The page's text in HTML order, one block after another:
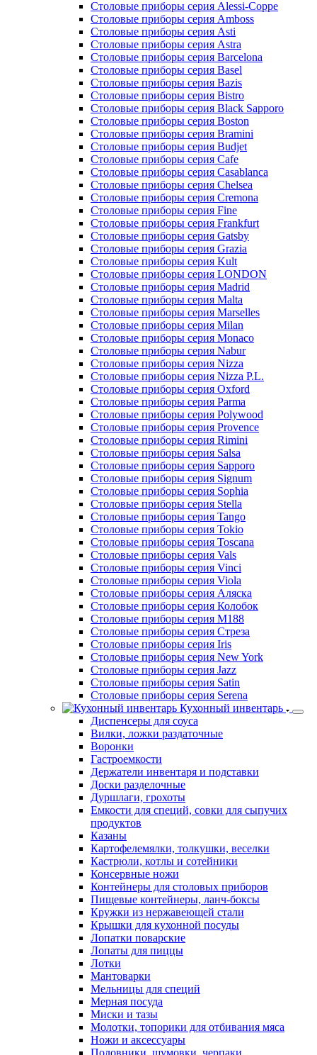
Столовые приборы серия Alessi-Coppe
Столовые приборы серия Amboss
Столовые приборы серия Asti
Столовые приборы серия Astra
Столовые приборы серия Barcelona
Столовые приборы серия Basel
Столовые приборы серия Bazis
Столовые приборы серия Bistro
Столовые приборы серия Black Sapporo
Столовые приборы серия Boston
Столовые приборы серия Bramini
Столовые приборы серия Budjet
Столовые приборы серия Cafe
Столовые приборы серия Casablanca
Столовые приборы серия Chelsea
Столовые приборы серия Cremona
Столовые приборы серия Fine
Столовые приборы серия Frankfurt
Столовые приборы серия Gatsby
Столовые приборы серия Grazia
Столовые приборы серия Kult
Столовые приборы серия LONDON
Столовые приборы серия Madrid
Столовые приборы серия Malta
Столовые приборы серия Marselles
Столовые приборы серия Milan
Столовые приборы серия Monaco
Столовые приборы серия Nabur
Столовые приборы серия Nizza
Столовые приборы серия Nizza P.L.
Столовые приборы серия Oxford
Столовые приборы серия Parma
Столовые приборы серия Polywood
Столовые приборы серия Provence
Столовые приборы серия Rimini
Столовые приборы серия Salsa
Столовые приборы серия Sapporo
Столовые приборы серия Signum
Столовые приборы серия Sophia
Столовые приборы серия Stella
Столовые приборы серия Tango
Столовые приборы серия Tokio
Столовые приборы серия Toscana
Столовые приборы серия Vals
Столовые приборы серия Vinci
Столовые приборы серия Viola
Столовые приборы серия Аляска
Столовые приборы серия Колобок
Столовые приборы серия М188
Столовые приборы серия Стреза
Столовые приборы серия Iris
Столовые приборы серия New York
Столовые приборы серия Jazz
Столовые приборы серия Satin
Столовые приборы серия Serena
Кухонный инвентарь
Диспенсеры для соуса
Вилки, ложки раздаточные
Воронки
Гастроемкости
Держатели инвентаря и подставки
Доски разделочные
Дуршлаги, грохоты
Емкости для специй, совки для сыпучих
продуктов
Казаны
Картофелемялки, толкушки, веселки
Кастрюли, котлы и сотейники
Консервные ножи
Контейнеры для столовых приборов
Пищевые контейнеры, ланч-боксы
Кружки из нержавеющей стали
Крышки для кухонной посуды
Лопатки поварские
Лопаты для пиццы
Лотки
Мантоварки
Мельницы для специй
Мерная посуда
Миски и тазы
Молотки, топорики для отбивания мяса
Ножи и аксессуары
Половники, шумовки, черпаки